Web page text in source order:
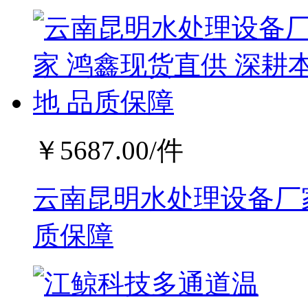
￥ 5687.00/件
云南昆明水处理设备
质保障